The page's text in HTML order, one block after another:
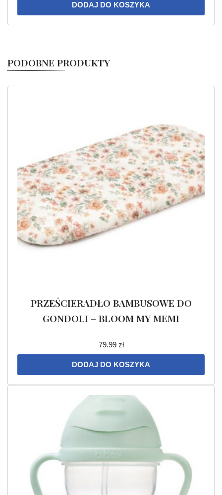
DODAJ DO KOSZYKA
PODOBNE PRODUKTY
PRZEŚCIERADŁO BAMBUSOWE DO
GONDOLI – BLOOM MY MEMI
79.99 zł
DODAJ DO KOSZYKA